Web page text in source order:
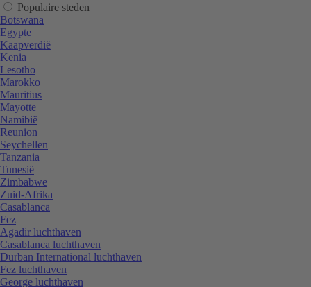
Populaire steden
Botswana
Egypte
Kaapverdië
Kenia
Lesotho
Marokko
Mauritius
Mayotte
Namibië
Reunion
Seychellen
Tanzania
Tunesië
Zimbabwe
Zuid-Afrika
Casablanca
Fez
Agadir luchthaven
Casablanca luchthaven
Durban International luchthaven
Fez luchthaven
George luchthaven